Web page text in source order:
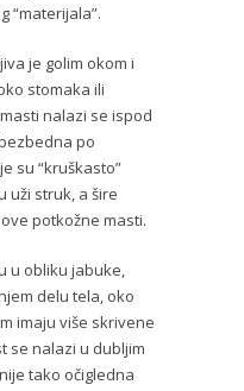
“materijala”.
je golim okom i
stomaka ili
nalazi se ispod
po
su “kruškasto”
uži struk, a šire
potkožne masti.
u obliku jabuke,
delu tela, oko
imaju više skrivene
se nalazi u dubljim
tako očigledna